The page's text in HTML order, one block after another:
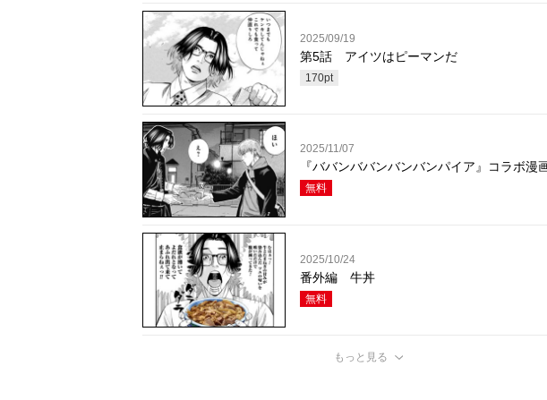
2025/09/19
第5話 アイツはピーマンだ
170pt
2025/11/07
『ババンババンバンバンパイア』コラボ漫
無料
2025/10/24
番外編 牛丼
無料
もっと見る